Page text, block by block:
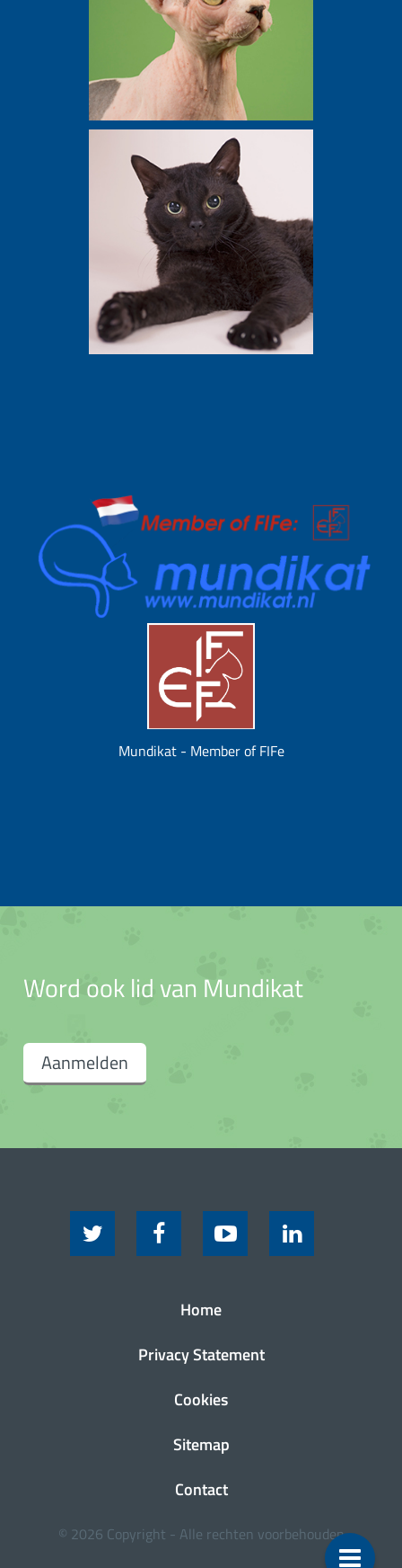
Mundikat - Member of FIFe
Word ook lid van Mundikat
Aanmelden
Home
Privacy Statement
Cookies
Sitemap
Contact
© 2026 Copyright - Alle rechten voorbehouden